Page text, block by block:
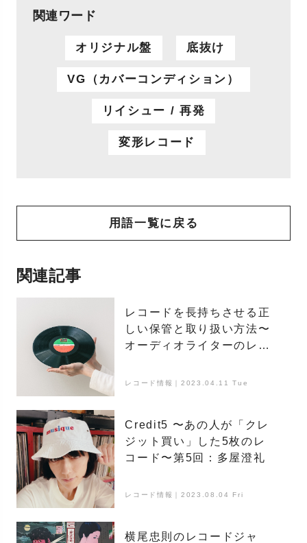
関連ワード
オリジナル盤 底抜け
VG（カバーコンディション）
リイシュー / 再発
変形レコード
用語一覧に戻る
関連記事
レコードを長持ちさせる正
しい保管と取り扱い方法〜
オーディオライターのレ
レコード情報｜2023.04.11 Tue
Credit5 〜あの人が「クレ
ジット買い」した5枚のレ
コード〜第5回：多屋澄礼
レコード情報｜2023.08.04 Fri
横尾忠則のレコードジャ